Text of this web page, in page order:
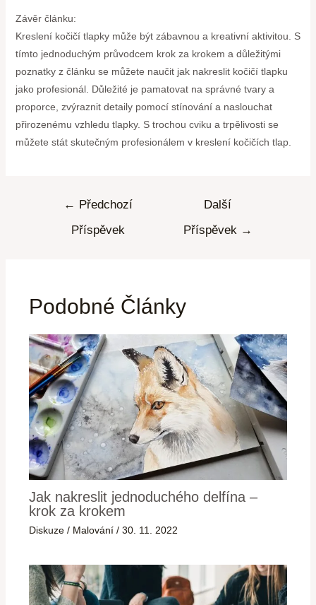
Závěr článku:
Kreslení kočičí tlapky může být zábavnou a kreativní aktivitou. S
tímto jednoduchým průvodcem krok za krokem a důležitými
poznatky z článku se můžete naučit jak nakreslit kočičí tlapku
jako profesionál. Důležité je pamatovat na správné tvary a
proporce, zvýraznit detaily pomocí stínování a naslouchat
přirozenému vzhledu tlapky. S trochou cviku a trpělivosti se
můžete stát skutečným profesionálem v kreslení kočičích tlap.
← Předchozí
Příspěvek
Další
Příspěvek →
Podobné Články
Jak nakreslit jednoduchého delfína –
krok za krokem
Diskuze / Malování /30. 11. 2022